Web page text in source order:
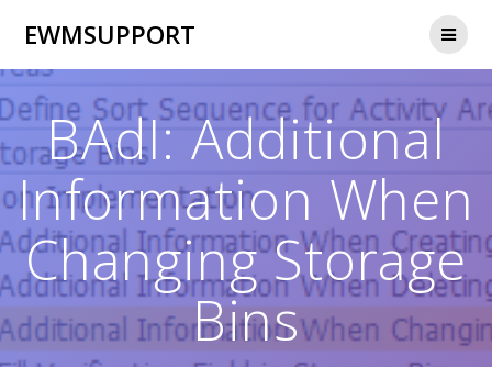
EWMSUPPORT
BAdI: Additional
Information When
Changing Storage
Bins